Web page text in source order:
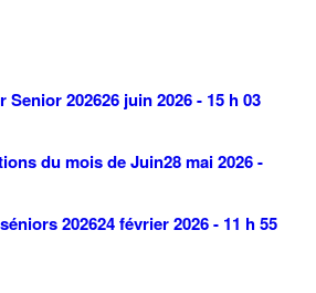
Senior 202626 juin 2026 - 15 h 03
du mois de Juin28 mai 2026 -
202624 février 2026 - 11 h 55